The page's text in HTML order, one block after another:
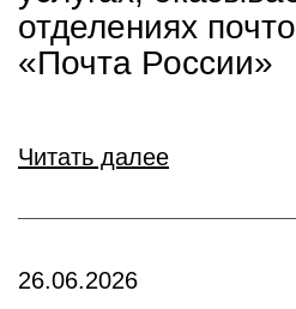
отделениях
«Почта России»
Читать далее
26.06.2026